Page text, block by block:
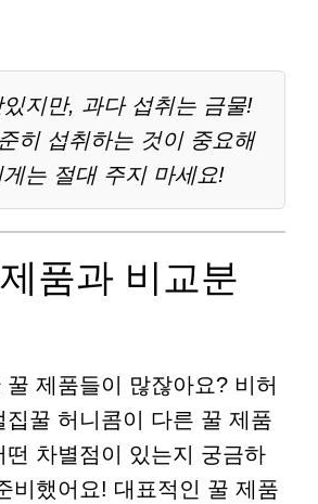
지만, 과다 섭취는 금물!
히 섭취하는 것이 중요해
게는 절대 주지 마세요!
품과 비교분
제품들이 많잖아요? 비허
집꿀 허니콤이 다른 꿀 제품
떤 차별점이 있는지 궁금하
비했어요! 대표적인 꿀 제품